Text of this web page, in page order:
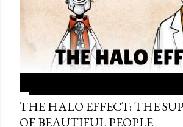
THE HALO EFFECT: THE
OF BEAUTIFUL PEOPLE